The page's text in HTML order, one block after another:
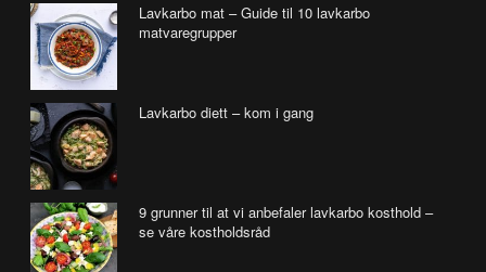
Lavkarbo mat – Guide til 10 lavkarbo
matvaregrupper
Lavkarbo diett – kom i gang
9 grunner til at vi anbefaler lavkarbo kosthold –
se våre kostholdsråd